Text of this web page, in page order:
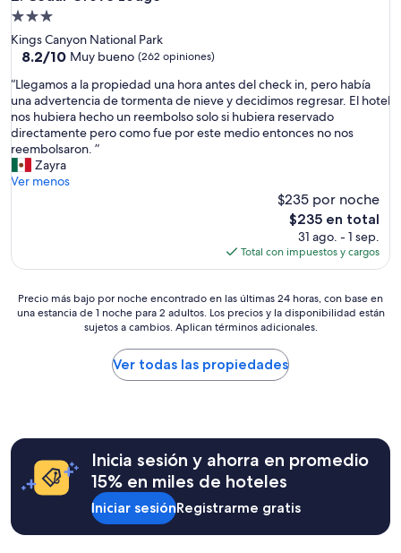
Propiedad
de
3.0
Kings Canyon National Park
8.2
10,
Muy
bueno,
(262
opiniones)
8.2/10 Muy bueno (262 opiniones)
“
L
l
e
g
a
m
a
n
a
a
a
“Llegamos a la propiedad una hora antes del check in, pero había
una advertencia de tormenta de nieve y decidimos regresar. El hotel
nos hubiera hecho un reembolso solo si hubiera reservado
directamente pero como fue por este medio entonces no nos
reembolsaron. ”
Zayra
Ver menos
$235 por noche
El
precio
actual
es
$235
$235 en total
31 ago. - 1 sep.
Total con impuestos y cargos
Precio
más
24
horas,
con
base
una
estancia
Precio más bajo por noche encontrado en las últimas 24 horas, con base en
una estancia de 1 noche para 2 adultos. Los precios y la disponibilidad están
sujetos a cambios. Aplican términos adicionales.
Ver todas las propiedades
Inicia sesión y ahorra en promedio
15% en miles de hoteles
Iniciar sesiónRegistrarme gratis